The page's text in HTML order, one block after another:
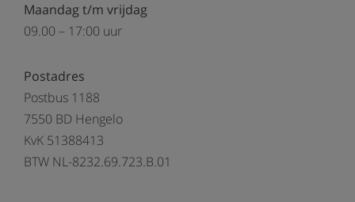
Maandag t/m vrijdag
09.00 – 17:00 uur
Postadres
Postbus 1188
7550 BD Hengelo
KvK 51388413
BTW NL-8232.69.723.B.01